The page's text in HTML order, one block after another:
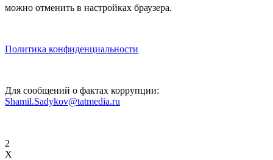
можно отменить в настройках браузера.
Политика конфиденциальности
Для сообщений о фактах коррупции:
Shamil.Sadykov@tatmedia.ru
2
X